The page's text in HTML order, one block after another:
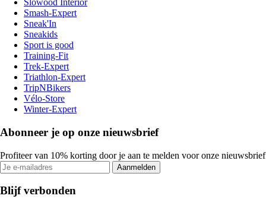
Slowood Interior
Smash-Expert
Sneak'In
Sneakids
Sport is good
Training-Fit
Trek-Expert
Triathlon-Expert
TripNBikers
Vélo-Store
Winter-Expert
Abonneer je op onze nieuwsbrief
Profiteer van 10% korting door je aan te melden voor onze nieuwsbrief
Aanmelden
Blijf verbonden